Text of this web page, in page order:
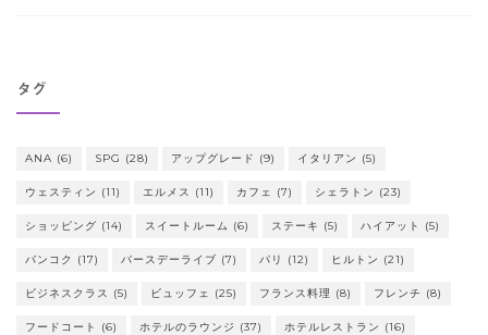
タグ
ANA (6) SPG (28) アップグレード (9) イタリアン (5)
ウェスティン (11) エルメス (11) カフェ (7) シェラトン (23)
ショッピング (14) スイートルーム (6) ステーキ (5) ハイアット (5)
バンコク (17) バースデーライブ (7) パリ (12) ヒルトン (21)
ビジネスクラス (5) ビュッフェ (25) フランス料理 (8) フレンチ (8)
フードコート (6) ホテルのラウンジ (37) ホテルレストラン (16)